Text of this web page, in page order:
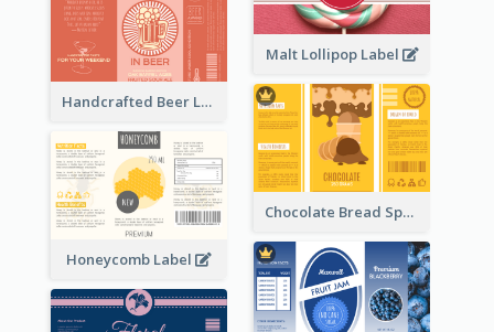
Malt Lollipop Label
Handcrafted Beer Label
Chocolate Bread Spread Label
Honeycomb Label